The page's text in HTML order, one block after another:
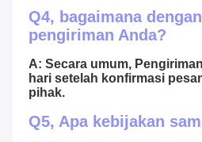
Q4, bagaimana
pengiriman Anda?
A: Secara umum,
hari setelah konfirmasi
pihak.
Q5, Apa kebijakan